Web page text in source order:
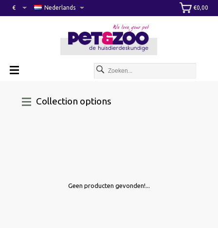
€0,00
Nederlands
€
Collection options
Geen producten gevonden!...